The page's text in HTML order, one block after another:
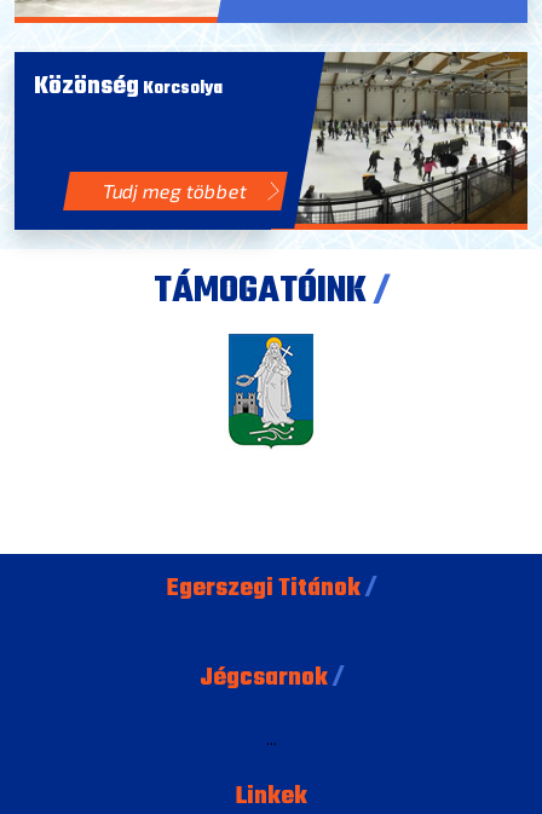
Közönség Korcsolya
Tudj meg többet
TÁMOGATÓINK/
Egerszegi Titánok/
Jégcsarnok/
Linkek